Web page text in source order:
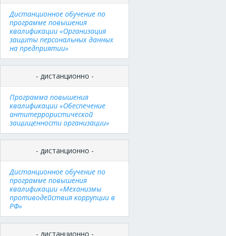
Дистанционное обучение по
программе повышения
квалификации «Организация
защиты персональных данных
на предприятии»
- дистанционно -
Программа повышения
квалификации «Обеспечение
антитеррористической
защищенности организации»
- дистанционно -
Дистанционное обучение по
программе повышения
квалификации «Механизмы
противодействия коррупции в
РФ»
- дистанционно -